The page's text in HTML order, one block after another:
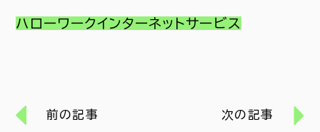
ハローワークインターネットサービス
前の記事 次の記事